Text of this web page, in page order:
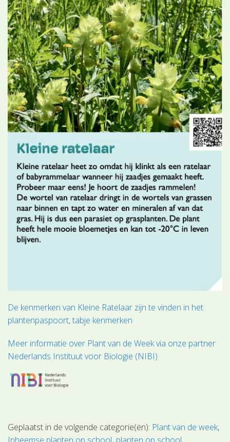
De kenmerken van Kleine Ratelaar zijn te vinden in het
plantenpaspoort, tabje kenmerken
Meer informatie over Plant van de Week via onze partner
Nederlands Instituut voor Biologie (NIBI)
Geplaatst in de volgende categorie(ën): Plant van de week